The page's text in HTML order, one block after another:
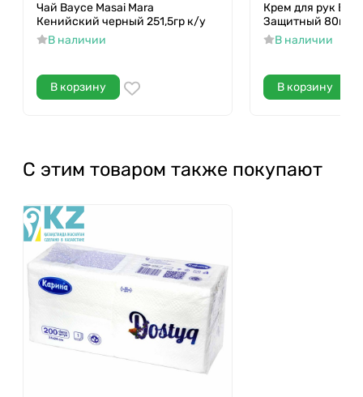
Чай Bayce Masai Mara
Кенийский черный 251,5гр к/у
В наличии
В корзину
Крем для рук
Защитный 80мл
В наличии
В корзину
С этим товаром также покупают